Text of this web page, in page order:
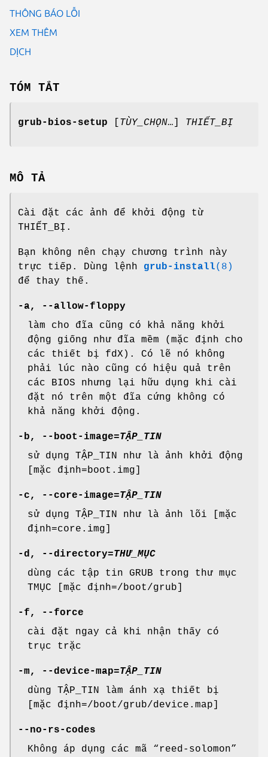
THÔNG BÁO LỖI
XEM THÊM
DỊCH
TÓM TẮT
grub-bios-setup TÙY_CHỌN…] THIẾT_BỊ
MÔ TẢ
Cài đặt các ảnh để khởi động từ
THIẾT_BỊ.
Bạn không nên chạy chương trình này
trực tiếp. Dùng lệnh grub-install(8)
để thay thế.
-a,
--allow-floppy
làm cho đĩa cũng có khả năng khởi
động giống như đĩa mềm (mặc định cho
các thiết bị fdX). Có lẽ nó không
phải lúc nào cũng có hiệu quả trên
các BIOS nhưng lại hữu dụng khi cài
đặt nó trên một đĩa cứng không có
khả năng khởi động.
-b , --boot-image=TẬP_TIN
sử dụng TẬP_TIN như là ảnh khởi động
[mặc định=boot.img]
-c , --core-image=TẬP_TIN
sử dụng TẬP_TIN như là ảnh lõi [mặc
định=core.img]
-d , --directory=THƯ_MỤC
dùng các tập tin GRUB trong thư mục
TMỤC [mặc định=/boot/grub]
-f ,
--force
cài đặt ngay cả khi nhận thấy có
trục trặc
-m , --device-map=TẬP_TIN
dùng TẬP_TIN làm ánh xạ thiết bị
[mặc định=/boot/grub/device.map]
--no-rs-codes
Không áp dụng các mã “reed-solomon”